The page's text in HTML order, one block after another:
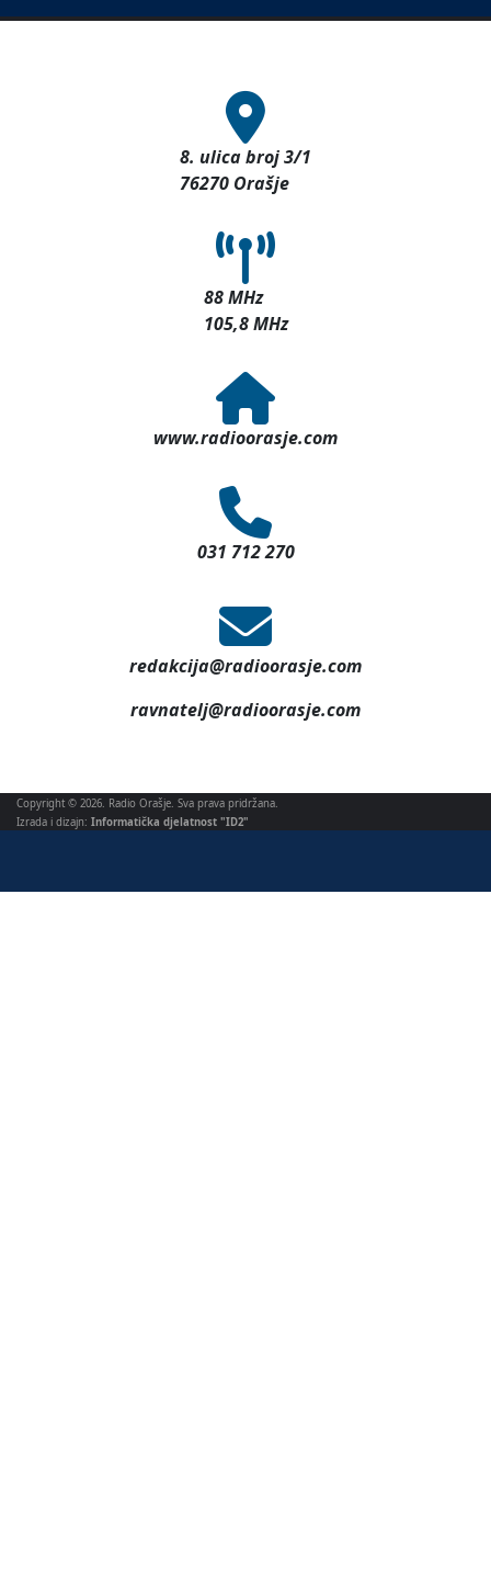
8. ulica broj 3/1
76270 Orašje
88 MHz
105,8 MHz
www.radioorasje.com
031 712 270
redakcija@radioorasje.com
ravnatelj@radioorasje.com
Copyright © 2026. Radio Orašje. Sva prava pridržana.
Izrada i dizajn: Informatička djelatnost "ID2"